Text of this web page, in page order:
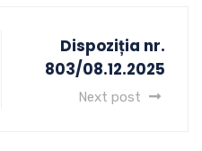
Dispoziția nr.
803/08.12.2025
Next post